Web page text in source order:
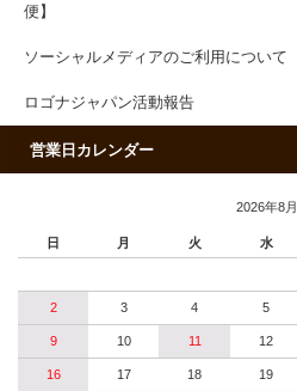
便】
ソーシャルメディアのご利用について
ロゴナジャパン活動報告
営業日カレンダー
2026年8月
日 月 火 水
2 3 4 5
9 10 11 12
16 17 18 19